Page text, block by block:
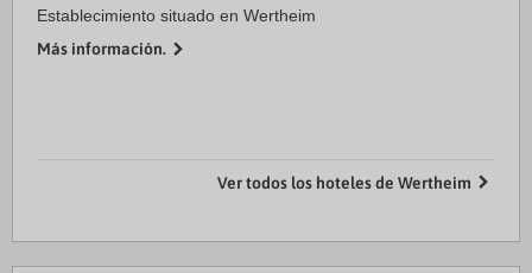
Establecimiento situado en Wertheim
Más información.
Ver todos los hoteles de Wertheim